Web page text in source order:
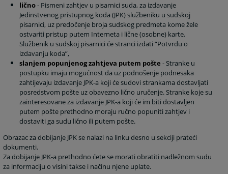
lično- Pismeni zahtjev u pisarnici suda, za izdavanje
Jedinstvenog pristupnog koda (JPK) službeniku u sudskoj
pisarnici, uz predočenje broja sudskog predmeta kome žele
ostvariti pristup putem Interneta i lične (osobne) karte.
Službenik u sudskoj pisarnici će stranci izdati “Potvrdu o
izdavanju koda”,
slanjem popunjenog zahtjeva putem pošte - Stranke u
postupku imaju mogućnost da uz podnošenje podnesaka
zahtijevaju izdavanje JPK-a koji će sudovi strankama dostavljati
posredstvom pošte uz obavezno lično uručenje. Stranke koje su
zainteresovane za izdavanje JPK-a koji će im biti dostavljen
putem pošte prethodno moraju ručno popuniti zahtjev i
dostaviti ga sudu lično ili putem pošte.
Obrazac za dobijanje JPK se nalazi na linku desno u sekciji prateći
dokumenti.
Za dobijanje JPK-a prethodno ćete se morati obratiti nadležnom sudu
za informaciju o visini takse i načinu njene uplate.